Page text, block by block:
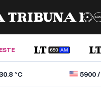
ESTE
30.8°C 5900/